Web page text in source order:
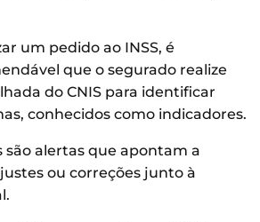
um pedido ao INSS, é
que o segurado realize
do CNIS para identificar
conhecidos como indicadores.
são alertas que apontam a
ou correções junto à